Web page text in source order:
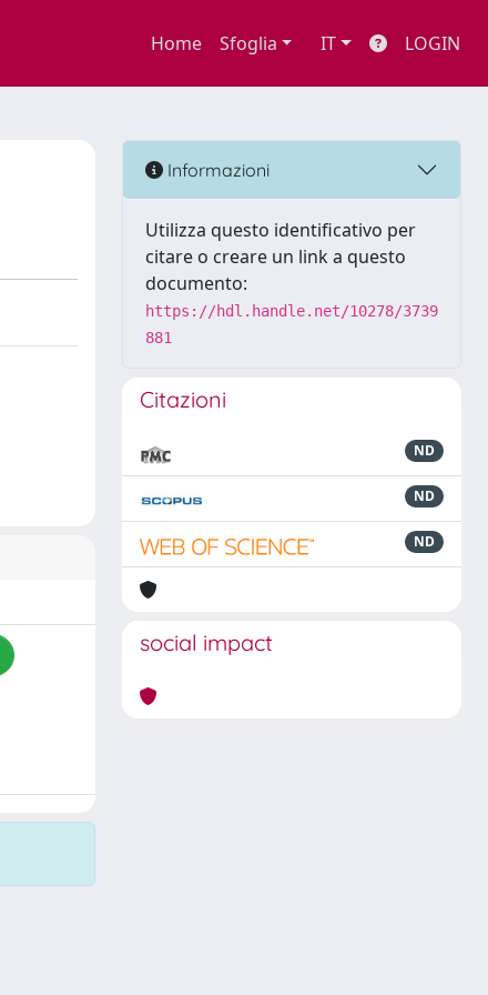
Home Sfoglia IT LOGIN
Informazioni
Utilizza questo identificativo per
citare o creare un link a questo
documento:
https://hdl.handle.net/10278/3739
881
Citazioni
ND
ND
ND
social impact